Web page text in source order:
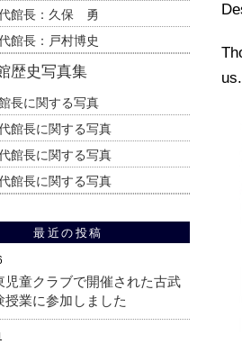
us.
館長：久保 勇
館長：戸村博史
歴史写真集
長に関する写真
館長に関する写真
館長に関する写真
館長に関する写真
最近の投稿
児童クラブで開催された古武
授業に参加しました